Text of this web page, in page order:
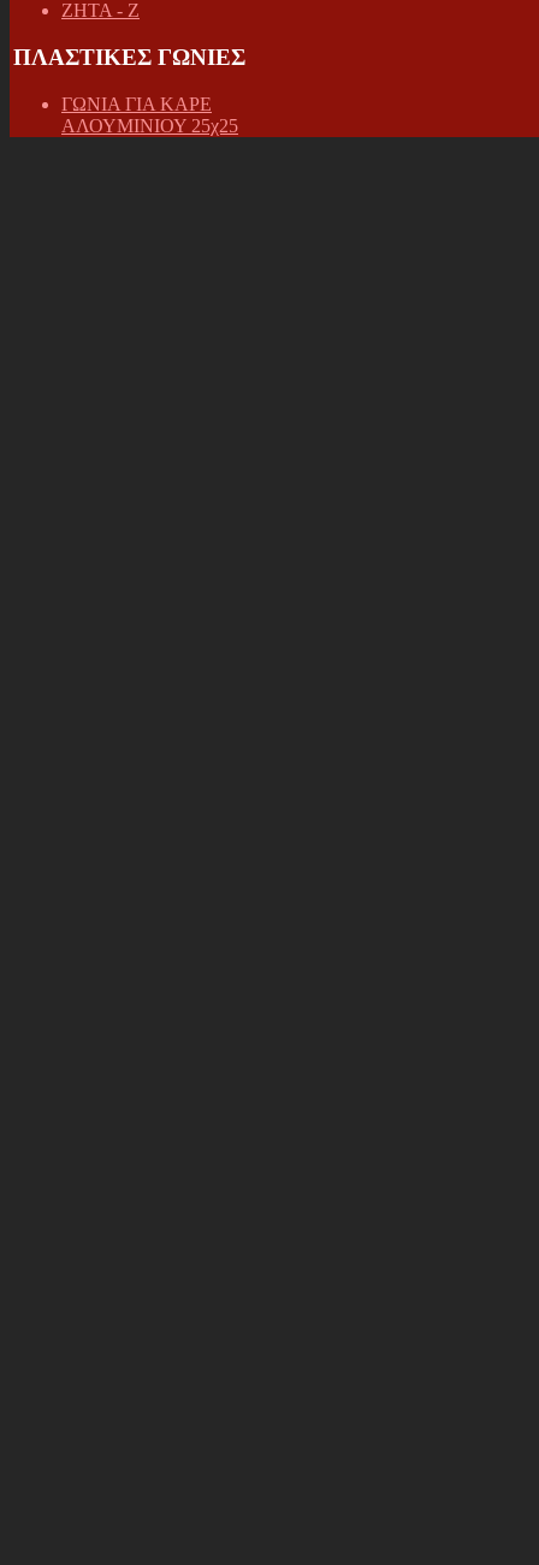
ΖΗΤΑ - Ζ
ΠΛΑΣΤΙΚΕΣ ΓΩΝΙΕΣ
ΓΩΝΙΑ ΓΙΑ ΚΑΡΕ
ΑΛΟΥΜΙΝΙΟΥ 25χ25